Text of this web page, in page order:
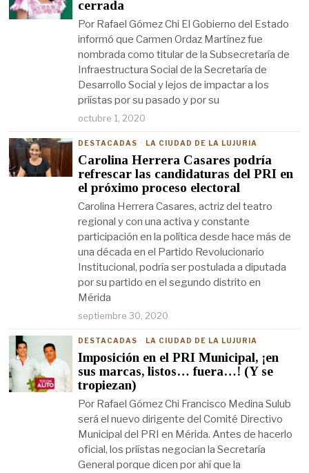
cerrada
Por Rafael Gómez Chi El Gobierno del Estado
informó que Carmen Ordaz Martínez fue
nombrada como titular de la Subsecretaría de
Infraestructura Social de la Secretaría de
Desarrollo Social y lejos de impactar a los
priístas por su pasado y por su
octubre 1, 2020
DESTACADAS · LA CIUDAD DE LA LUJURIA
Carolina Herrera Casares podría
refrescar las candidaturas del PRI en
el próximo proceso electoral
Carolina Herrera Casares, actriz del teatro
regional y con una activa y constante
participación en la política desde hace más de
una década en el Partido Revolucionario
Institucional, podría ser postulada a diputada
por su partido en el segundo distrito en
Mérida
septiembre 30, 2020
DESTACADAS · LA CIUDAD DE LA LUJURIA
Imposición en el PRI Municipal, ¡en
sus marcas, listos… fuera…! (Y se
tropiezan)
Por Rafael Gómez Chi Francisco Medina Sulub
será el nuevo dirigente del Comité Directivo
Municipal del PRI en Mérida. Antes de hacerlo
oficial, los priístas negocian la Secretaría
General porque dicen por ahí que la